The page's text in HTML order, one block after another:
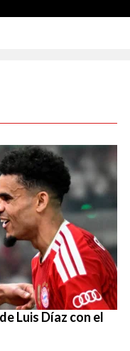
Luis Díaz con el